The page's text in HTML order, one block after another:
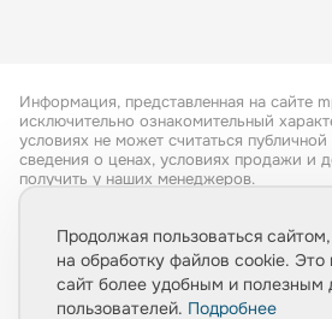
Информация, представленная на сайте
исключительно ознакомительный
условиях не может считаться
сведения о ценах, условиях продажи и
получить у наших менеджеров.
Обработка
Политика
Продолжая пользоваться
на обработку файлов cookie. Это
сайт более удобным и полезным
пользователей. Подробнее